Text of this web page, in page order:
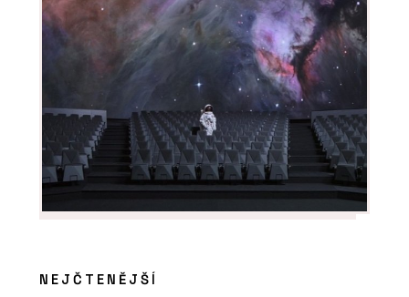
ČLÁNKY
Zvenku moderní a účelná
architektura, uvnitř kvalitní prostory
pro výuku a velkorysé atrium – novou
NEJČTENĚJŠÍ